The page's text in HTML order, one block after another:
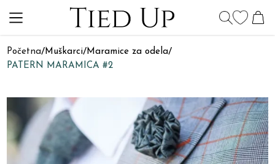
Početna/Muškarci/Maramice za odela/
PATERN MARAMICA #2